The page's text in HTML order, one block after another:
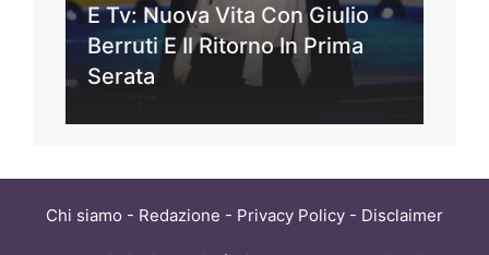
E Tv: Nuova Vita Con Giulio
Berruti E Il Ritorno In Prima
Serata
Chi siamo - Redazione - Privacy Policy - Disclaimer